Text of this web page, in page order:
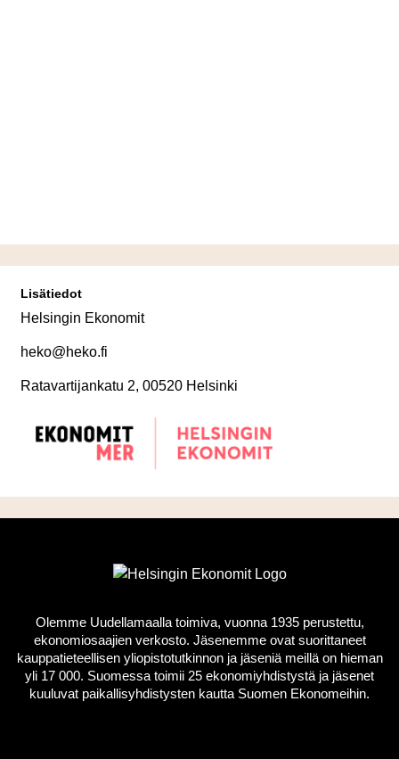
Lisätiedot
Helsingin Ekonomit
heko@heko.fi
Ratavartijankatu 2, 00520 Helsinki
Olemme Uudellamaalla toimiva, vuonna 1935 perustettu,
ekonomiosaajien verkosto. Jäsenemme ovat suorittaneet
kauppatieteellisen yliopistotutkinnon ja jäseniä meillä on hieman
yli 17 000. Suomessa toimii 25 ekonomiyhdistystä ja jäsenet
kuuluvat paikallisyhdistysten kautta Suomen Ekonomeihin.